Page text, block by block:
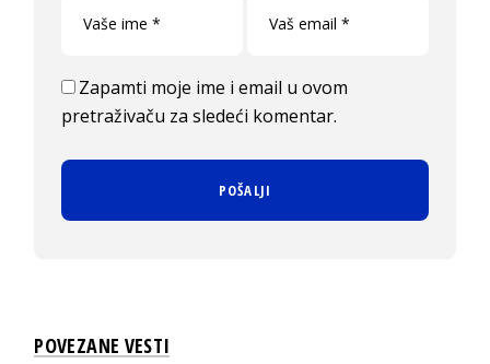
Zapamti moje ime i email u ovom
pretraživaču za sledeći komentar.
POVEZANE VESTI